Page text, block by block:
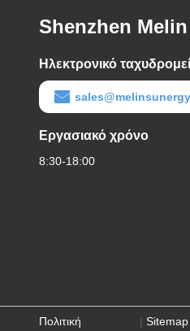
Shenzhen
Ηλεκτρονικό
Εργασιακό χρόνο
8:30-18:00
Πολιτική |Sitemap